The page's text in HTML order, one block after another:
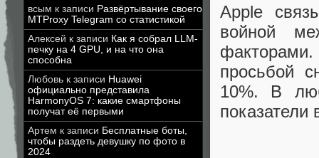
всым к записи Развёртывание своего
MTProxy Telegram со статистикой
Алексей к записи Как я собрал LLM-
печку на 4 GPU, и на что она
способна
Любовь к записи Huawei
официально представила
HarmonyOS 7: какие смартфоны
получат её первыми
Артем к записи Бесплатные боты,
чтобы раздеть девушку по фото в
2024
Apple
войной
факторами.
просьбой
10%. В